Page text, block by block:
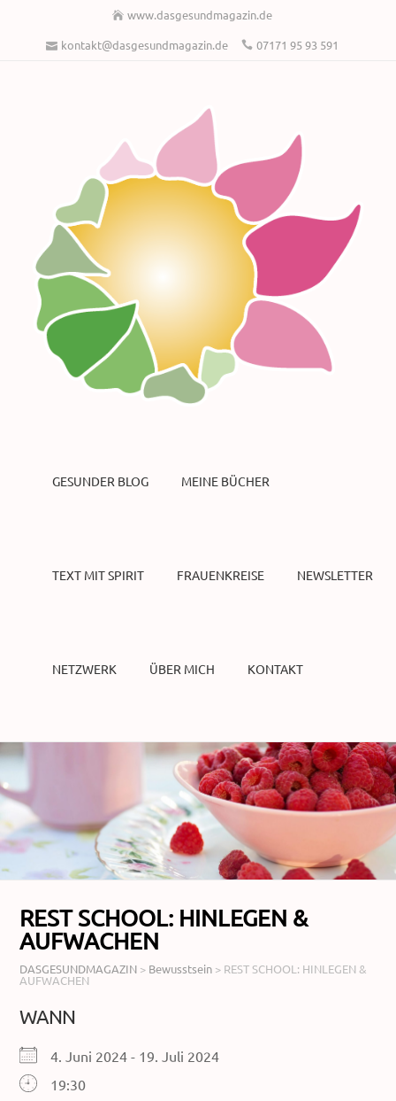
www.dasgesundmagazin.de
kontakt@dasgesundmagazin.de
07171 95 93 591
GESUNDER BLOG MEINE BÜCHER
TEXT MIT SPIRIT FRAUENKREISE NEWSLETTER
NETZWERK ÜBER MICH KONTAKT
REST SCHOOL: HINLEGEN &
AUFWACHEN
DASGESUNDMAGAZIN > Bewusstsein > REST SCHOOL: HINLEGEN &
AUFWACHEN
WANN
4. Juni 2024 - 19. Juli 2024
19:30